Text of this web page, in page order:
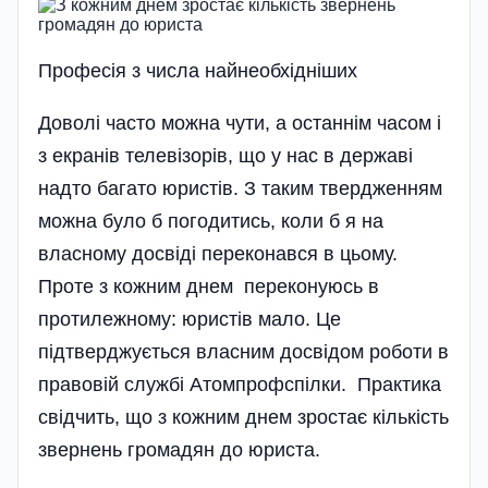
Професiя з числа найнеобхiднiших
Доволі часто можна чути, а останнім часом і
з екранів телевізорів, що у нас в державі
надто багато юристів. З таким твердженням
можна було б погодитись, коли б я на
власному досвіді переконався в цьому.
Проте з кожним днем переконуюсь в
протилежному: юристів мало. Це
підтверджується власним досвідом роботи в
правовій службі Атомпрофспілки. Практика
свідчить, що з кожним днем зростає кількість
звернень громадян до юриста.